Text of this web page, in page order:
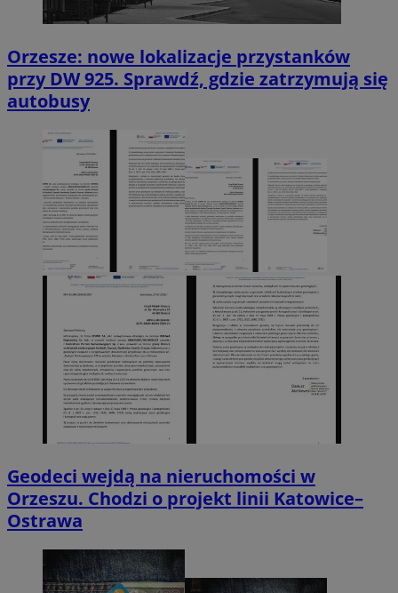
Orzesze: nowe lokalizacje przystanków
przy DW 925. Sprawdź, gdzie zatrzymują się
autobusy
Geodeci wejdą na nieruchomości w
Orzeszu. Chodzi o projekt linii Katowice–
Ostrawa